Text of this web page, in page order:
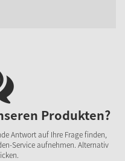
Produkten?
Antwort auf Ihre Frage finden,
Service aufnehmen. Alternativ